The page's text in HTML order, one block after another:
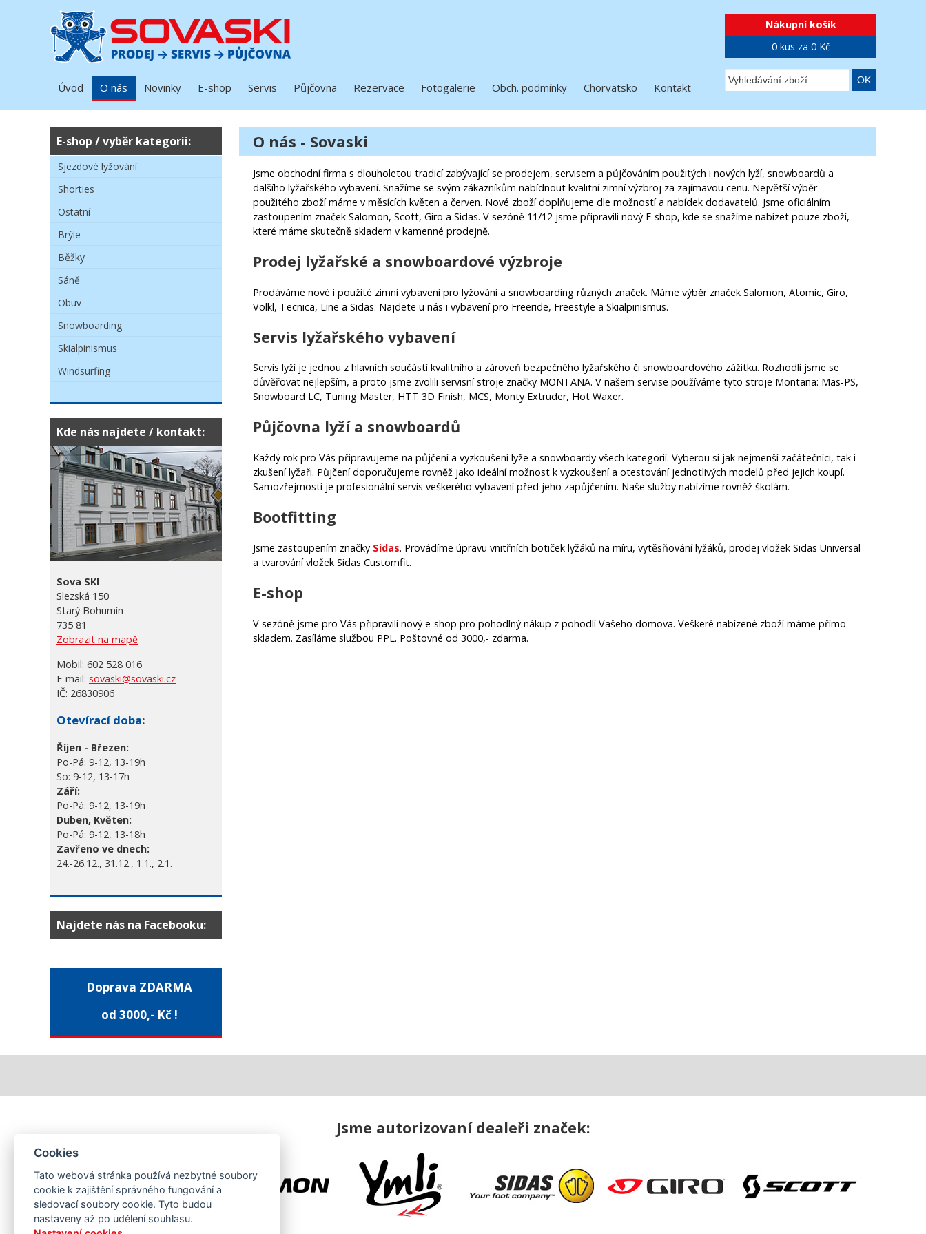
Úvod O nás Novinky E-shop Servis Půjčovna Rezervace Fotogalerie Obch. podmínky Chorvatsko Kontakt
Nákupní košík
0 kus za 0 Kč
O nás - Sovaski
Jsme obchodní firma s dlouholetou tradicí zabývající se prodejem, servisem a půjčováním použitých i nových lyží, snowboardů a
dalšího lyžařského vybavení. Snažíme se svým zákazníkům nabídnout kvalitní zimní výzbroj za zajímavou cenu. Největší výběr
použitého zboží máme v měsících květen a červen. Nové zboží doplňujeme dle možností a nabídek dodavatelů. Jsme oficiálním
zastoupením značek Salomon, Scott, Giro a Sidas. V sezóně 11/12 jsme připravili nový E-shop, kde se snažíme nabízet pouze zboží,
které máme skutečně skladem v kamenné prodejně.
Prodej lyžařské a snowboardové výzbroje
Prodáváme nové i použité zimní vybavení pro lyžování a snowboarding různých značek. Máme výběr značek Salomon, Atomic, Giro,
Volkl, Tecnica, Line a Sidas. Najdete u nás i vybavení pro Freeride, Freestyle a Skialpinismus.
Servis lyžařského vybavení
Servis lyží je jednou z hlavních součástí kvalitního a zároveň bezpečného lyžařského či snowboardového zážitku. Rozhodli jsme se
důvěřovat nejlepším, a proto jsme zvolili servisní stroje značky MONTANA. V našem servise používáme tyto stroje Montana: Mas-PS,
Snowboard LC, Tuning Master, HTT 3D Finish, MCS, Monty Extruder, Hot Waxer.
Půjčovna lyží a snowboardů
Každý rok pro Vás připravujeme na půjčení a vyzkoušení lyže a snowboardy všech kategorií. Vyberou si jak nejmenší začátečníci, tak i
zkušení lyžaři. Půjčení doporučujeme rovněž jako ideální možnost k vyzkoušení a otestování jednotlivých modelů před jejich koupí.
Samozřejmostí je profesionální servis veškerého vybavení před jeho zapůjčením. Naše služby nabízíme rovněž školám.
Bootfitting
Jsme zastoupením značky Sidas. Provádíme úpravu vnitřních botiček lyžáků na míru, vytěsňování lyžáků, prodej vložek Sidas Universal
a tvarování vložek Sidas Customfit.
E-shop
V sezóně jsme pro Vás připravili nový e-shop pro pohodlný nákup z pohodlí Vašeho domova. Veškeré nabízené zboží máme přímo
skladem. Zasíláme službou PPL. Poštovné od 3000,- zdarma.
E-shop / vyběr kategorii:
Sjezdové lyžování
Shorties
Ostatní
Brýle
Běžky
Sáně
Obuv
Snowboarding
Skialpinismus
Windsurfing
Kde nás najdete / kontakt:
Sova SKI
Slezská 150
Starý Bohumín
735 81
Zobrazit na mapě
Mobil: 602 528 016
E-mail: sovaski@sovaski.cz
IČ: 26830906
Otevírací doba:
Říjen - Březen:
Po-Pá: 9-12, 13-19h
So: 9-12, 13-17h
Září:
Po-Pá: 9-12, 13-19h
Duben, Květen:
Po-Pá: 9-12, 13-18h
Zavřeno ve dnech:
24.-26.12., 31.12., 1.1., 2.1.
Najdete nás na Facebooku:
Doprava ZDARMA
od 3000,- Kč !
Jsme autorizovaní dealeři značek:
Cookies
Tato webová stránka používá nezbytné soubory
cookie k zajištění správného fungování a
sledovací soubory cookie. Tyto budou
nastaveny až po udělení souhlasu.